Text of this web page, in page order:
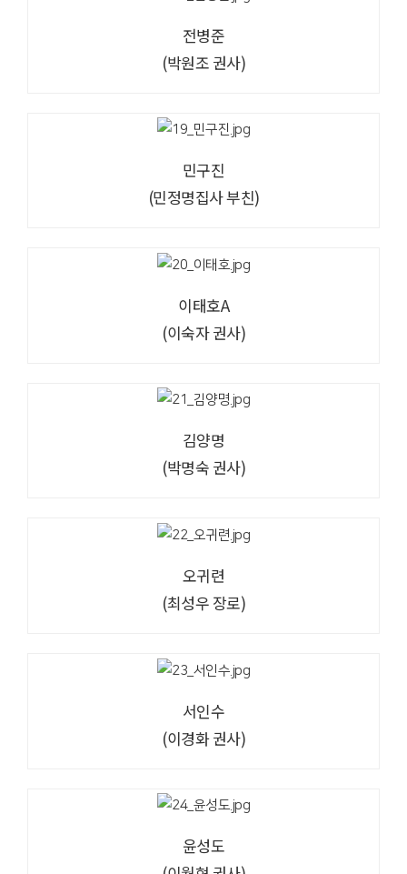
전병준
(박원조 권사)
민구진
(민정명집사 부친)
이태호A
(이숙자 권사)
김양명
(박명숙 권사)
오귀련
(최성우 장로)
서인수
(이경화 권사)
윤성도